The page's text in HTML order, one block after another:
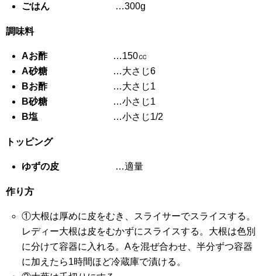
ごはん …300g
調味料
Aお酢…150㏄
A砂糖 …大さじ6
Bお酢…大さじ1
B砂糖 …小さじ1
B塩 …小さじ1/2
トッピング
ゆずの皮 …適量
作り方
①大根は厚めに皮をむき、スライサーでスライスする。
レディー大根は皮をむかずにスライスする。大根は色別
に分けて容器に入れる。Aを混ぜ合わせ、半分ずつ容器
に加えたら1時間ほど冷蔵庫で漬ける。